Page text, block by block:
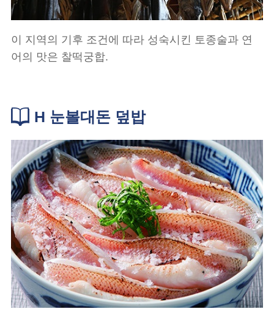
이 지역의 기후 조건에 따라 성숙시킨 토종술과 연
어의 맛은 찰떡궁합.
H 눈볼대돈 덮밥